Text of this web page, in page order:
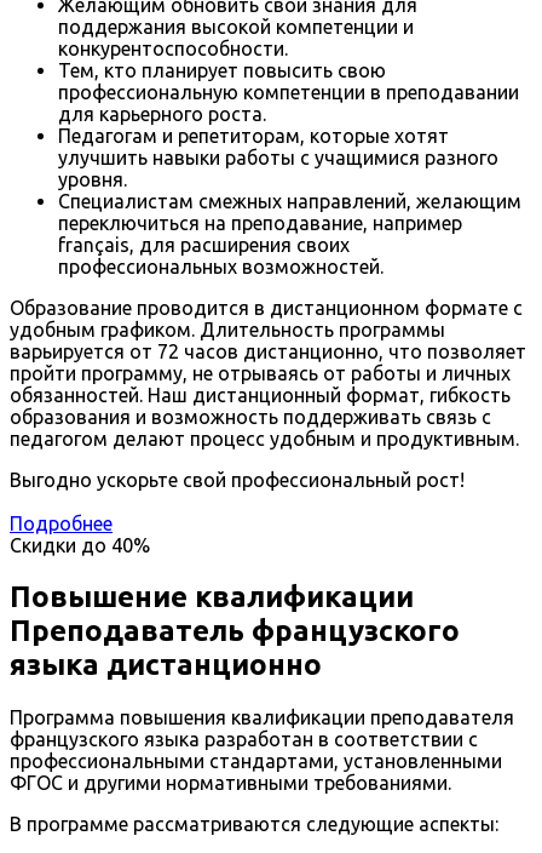
Желающим обновить свои знания для
поддержания высокой компетенции и
конкурентоспособности.
Тем, кто планирует повысить свою
профессиональную компетенции в преподавании
для карьерного роста.
Педагогам и репетиторам, которые хотят
улучшить навыки работы с учащимися разного
уровня.
Специалистам смежных направлений, желающим
переключиться на преподавание, например
français, для расширения своих
профессиональных возможностей.
Образование проводится в дистанционном формате с
удобным графиком. Длительность программы
варьируется от 72 часов дистанционно, что позволяет
пройти программу, не отрываясь от работы и личных
обязанностей. Наш дистанционный формат, гибкость
образования и возможность поддерживать связь с
педагогом делают процесс удобным и продуктивным.
Выгодно ускорьте свой профессиональный рост!
Подробнее
Скидки до 40%
Повышение квалификации
Преподаватель французского
языка дистанционно
Программа повышения квалификации преподавателя
французского языка разработан в соответствии с
профессиональными стандартами, установленными
ФГОС и другими нормативными требованиями.
В программе рассматриваются следующие аспекты: